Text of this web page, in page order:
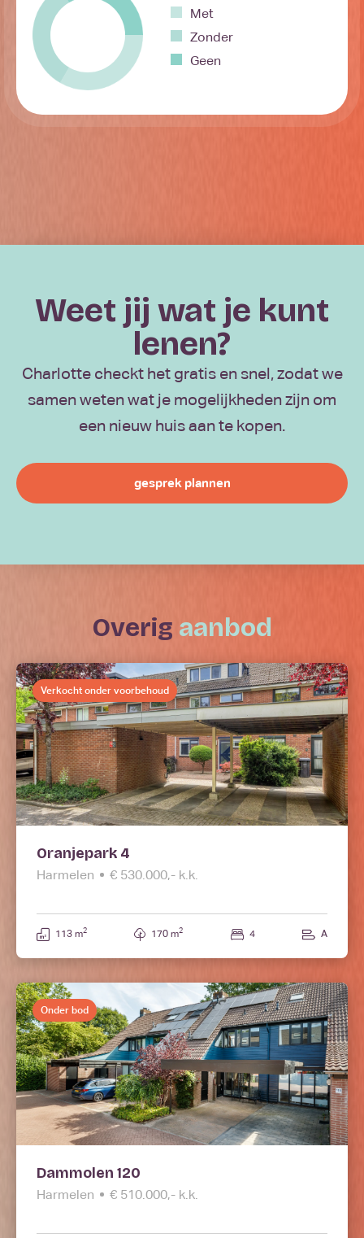
Met
Zonder
Geen
Weet jij wat je kunt
lenen?
Charlotte checkt het gratis en snel, zodat we
samen weten wat je mogelijkheden zijn om
een nieuw huis aan te kopen.
gesprek plannen
overig aanbod
Verkocht onder voorbehoud
Oranjepark 4
Harmelen € 530.000,- k.k.
113 m2 170 m2 4 A
Onder bod
Dammolen 120
Harmelen € 510.000,- k.k.